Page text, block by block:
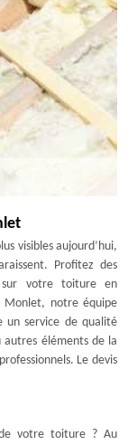
visibles aujourd’hui,
Profitez des
sur votre toiture en
Monlet, notre équipe
un service de qualité
éléments de la
Le devis
de votre toiture ? Au